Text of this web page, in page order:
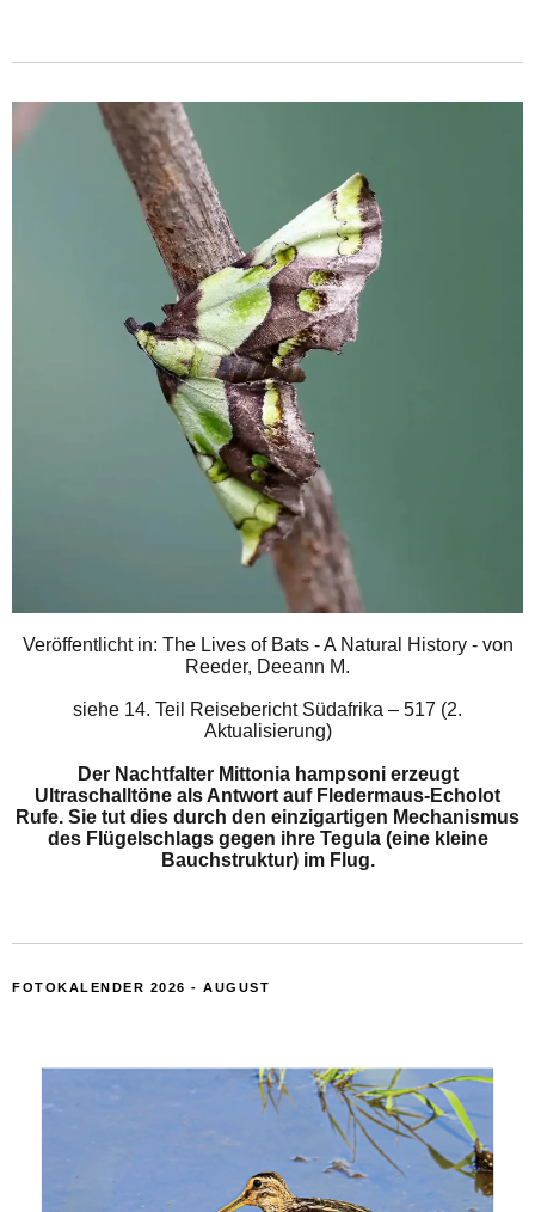
Veröffentlicht in: The Lives of Bats - A Natural History - von
Reeder, Deeann M.
siehe 14. Teil Reisebericht Südafrika – 517 (2.
Aktualisierung)
Der Nachtfalter Mittonia hampsoni erzeugt
Ultraschalltöne als Antwort auf Fledermaus-Echolot
Rufe. Sie tut dies durch den einzigartigen Mechanismus
des Flügelschlags gegen ihre Tegula (eine kleine
Bauchstruktur) im Flug.
FOTOKALENDER 2026 - AUGUST